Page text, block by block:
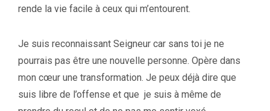
rende la vie facile à ceux qui m’entourent.
Je suis reconnaissant Seigneur car sans toi je ne
pourrais pas être une nouvelle personne. Opère dans
mon cœur une transformation. Je peux déjà dire que
suis libre de l’offense et que je suis à même de